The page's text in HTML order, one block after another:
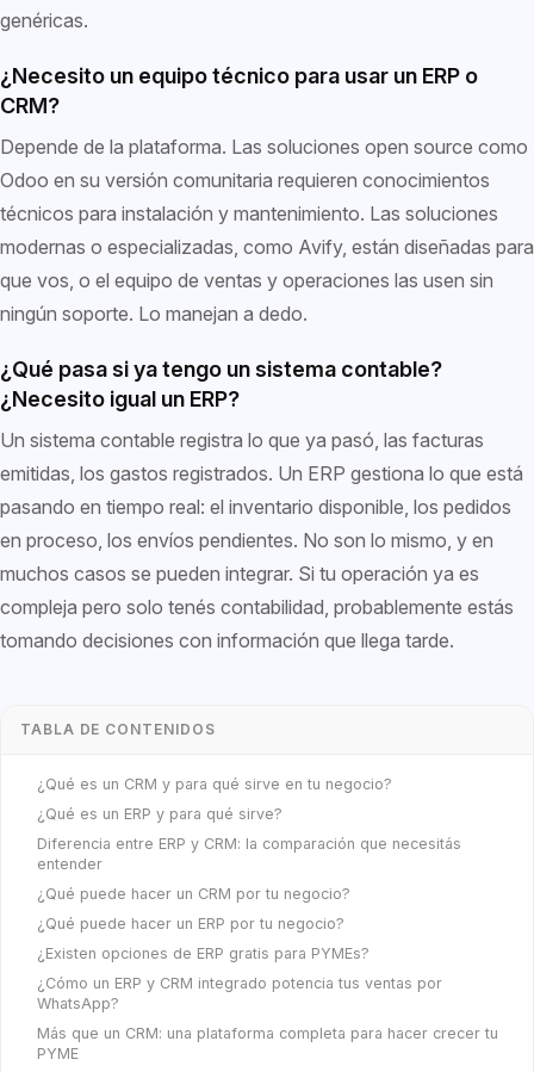
genéricas.
¿Necesito un equipo técnico para usar un ERP o
CRM?
Depende de la plataforma. Las soluciones open source como
Odoo en su versión comunitaria requieren conocimientos
técnicos para instalación y mantenimiento. Las soluciones
modernas o especializadas, como Avify, están diseñadas para
que vos, o el equipo de ventas y operaciones las usen sin
ningún soporte. Lo manejan a dedo.
¿Qué pasa si ya tengo un sistema contable?
¿Necesito igual un ERP?
Un sistema contable registra lo que ya pasó, las facturas
emitidas, los gastos registrados. Un ERP gestiona lo que está
pasando en tiempo real: el inventario disponible, los pedidos
en proceso, los envíos pendientes. No son lo mismo, y en
muchos casos se pueden integrar. Si tu operación ya es
compleja pero solo tenés contabilidad, probablemente estás
tomando decisiones con información que llega tarde.
TABLA DE CONTENIDOS
¿Qué es un CRM y para qué sirve en tu negocio?
¿Qué es un ERP y para qué sirve?
Diferencia entre ERP y CRM: la comparación que necesitás
entender
¿Qué puede hacer un CRM por tu negocio?
¿Qué puede hacer un ERP por tu negocio?
¿Existen opciones de ERP gratis para PYMEs?
¿Cómo un ERP y CRM integrado potencia tus ventas por
WhatsApp?
Más que un CRM: una plataforma completa para hacer crecer tu
PYME